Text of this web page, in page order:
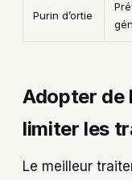
Purin d’ortie
Adopter de
limiter les
Le meilleur